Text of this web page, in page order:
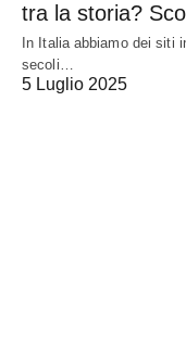
tra la storia?
In Italia abbiamo dei siti
secoli…
5 Luglio 2025